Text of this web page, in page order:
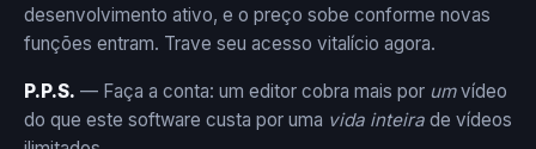
desenvolvimento ativo, e o preço sobe conforme novas
funções entram. Trave seu acesso vitalício agora.
P.P.S. — Faça a conta: um editor cobra mais por umvídeo
do que este software custa por uma vida inteira de vídeos